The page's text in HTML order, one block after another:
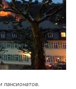
пансионатов.